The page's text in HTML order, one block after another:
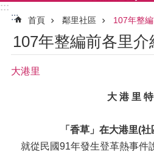
:::
:::
首頁 鄰里社區 107年整
107年整編前各里介
大港里
大 港 里
「香草」在大港里(
就從民國91年發生登革熱事件